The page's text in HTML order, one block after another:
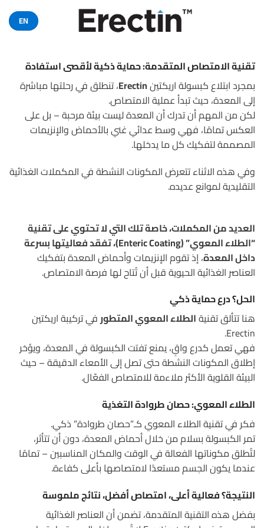
EN
تقنية الامتصاص المتقدمة: حماية ذكية لأقصى استفادة
بمجرد ابتلاع كبسولة اريكتينErectin، تنطلق في رحلتها مباشرة
إلى المعدة، حيث تبدأ عملية الامتصاص.
لكن من المهم أن تدرك أن المعدة ليست بيئة مرحبة – بل على
العكس تمامًا، فهي وسط عدائي غني بالأحماض والإنزيمات
المصممة لتفكيك كل ما يدخلها.
وفي هذه الاثناء تتعرض المكونات النشطة في المكملات الغذائية
التقليدية لموانع عديده.
العديد من المكملات، خاصة تلك التي لا تحتوي على تقنية
“الطلاء المعوي” (Enteric Coating)، تفقد فعاليتها بسرعة
داخل المعدة، إذ تقوم الإنزيمات وأحماض المعدة بتفكيك
العناصر الغذائية الحيوية قبل أن تُتاح لها فرصة الامتصاص.
الحل؟ درع حماية ذكي
هنا تتألق تقنيةالطلاء المعوي المتطورفي تركيبة اريكتين
Erectin.
فهي تعمل كدرع واقٍ، يمنع تفتت الكبسولة في المعدة، ويؤخر
إطلاق المكونات النشطة حتى تصل إلى الأمعاء الدقيقة – حيث
البيئة القلوية الأكثر ملاءمة للامتصاص الفعّال.
الطلاء المعوي: حصان طروادة التغذية
فكر في تقنية الطلاء المعوي كـ”حصان طروادة” ذكي.
تمر الكبسولة بسلام من خلال أحماض المعدة، دون أن تتأثر،
لتُطلق مكوناتها الفعالة في الوقت والمكان المناسبين – تمامًا
عندما يكون الجسم مستعدًا لامتصاصها بأعلى كفاءة.
النتيجة؟ فعالية أعلى، امتصاص أفضل، نتائج ملموسة
بفضل هذه التقنية المتقدمة، تضمن أن العناصر الغذائية